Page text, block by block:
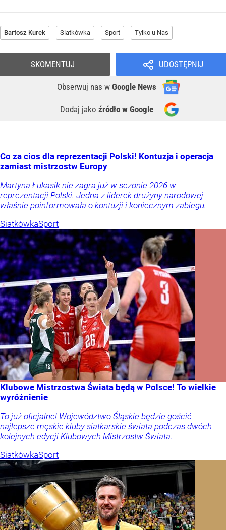
Bartosz Kurek Siatkówka Sport Tylko u Nas
UDOSTĘPNIJ
Obserwuj nas w Google News
Dodaj jako źródło w Google
SKOMENTUJ
Co za cios dla reprezentacji Polski! Kontuzja i operacja
zamiast mistrzostw Europy
Martyna Łukasik nie zagra już w sezonie 2026 w
reprezentacji Polski. Jedna z liderek drużyny narodowej
właśnie poinformowała o kontuzji i koniecznym zabiegu.
SiatkówkaSport
Klubowe Mistrzostwa Świata będą w Polsce! To wielkie
wyróżnienie
To już oficjalne! Województwo Śląskie będzie gościć
najlepsze męskie kluby siatkarskie świata podczas dwóch
kolejnych edycji Klubowych Mistrzostw Świata.
SiatkówkaSport